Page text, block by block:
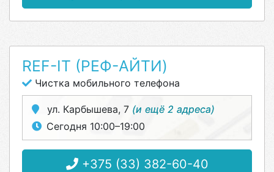
REF-IT (РЕФ-АЙТИ)
Чистка мобильного телефона
ул. Карбышева, 7 (и ещё 2 адреса)
Сегодня 10:00–19:00
+375 (33) 382-60-40